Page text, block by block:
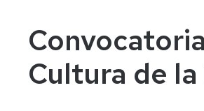
Equipo
Carta
Normativa
Fiscalidad
y
Cultura de